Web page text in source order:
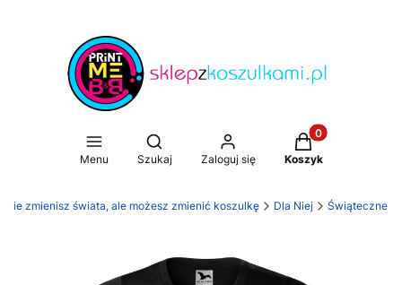
Menu
Otwórz wyszukiwarkę
Szukaj Zaloguj się
Produkty w
Koszyk
Nie zmienisz świata, ale możesz zmienić koszulkę Dla Niej Świąteczne